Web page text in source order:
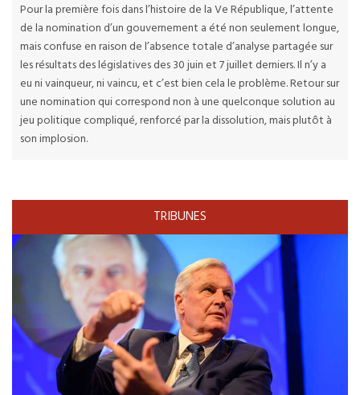
Pour la première fois dans l’histoire de la Ve République, l’attente
de la nomination d’un gouvernement a été non seulement longue,
mais confuse en raison de l’absence totale d’analyse partagée sur
les résultats des législatives des 30 juin et 7 juillet derniers. Il n’y a
eu ni vainqueur, ni vaincu, et c’est bien cela le problème. Retour sur
une nomination qui correspond non à une quelconque solution au
jeu politique compliqué, renforcé par la dissolution, mais plutôt à
son implosion.
TRIBUNES